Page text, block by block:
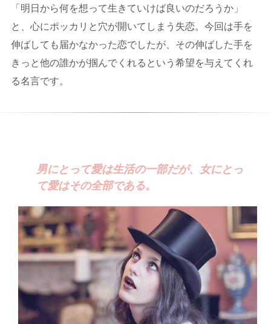
「明日から何を想って生きていけば良いのだろうか」
と、心にポッカリと穴が開いてしまう失恋。今回は手を
伸ばしても届かなかった恋でしたが、その伸ばした手を
きっと他の誰かが掴んでくれるという希望を与えてくれ
る名言です。
男にとって愛は生活の一部だが、女にとっ
て愛はその全部である。